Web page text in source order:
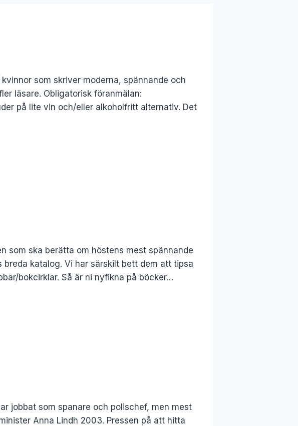
som skriver moderna, spännande och
läsare. Obligatorisk föranmälan:
på lite vin och/eller alkoholfritt alternativ. Det
som ska berätta om höstens mest spännande
breda katalog. Vi har särskilt bett dem att tipsa
bokcirklar. Så är ni nyfikna på böcker…
jobbat som spanare och polischef, men mest
Anna Lindh 2003. Pressen på att hitta